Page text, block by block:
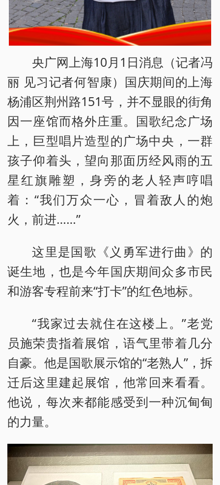
央广网上海10月1日消息（记者冯
丽 见习记者何智康）国庆期间的上海
杨浦区荆州路151号，并不显眼的街角
因一座馆而格外庄重。国歌纪念广场
上，巨型唱片造型的广场中央，一群
孩子仰着头，望向那面历经风雨的五
星红旗雕塑，身旁的老人轻声哼唱
着：“我们万众一心，冒着敌人的炮
火，前进……”
这里是国歌《义勇军进行曲》的
诞生地，也是今年国庆期间众多市民
和游客专程前来“打卡”的红色地标。
“我家过去就住在这楼上。”老党
员施荣贵指着展馆，语气里带着几分
自豪。他是国歌展示馆的“老熟人”，拆
迁后这里建起展馆，他常回来看看。
他说，每次来都能感受到一种沉甸甸
的力量。